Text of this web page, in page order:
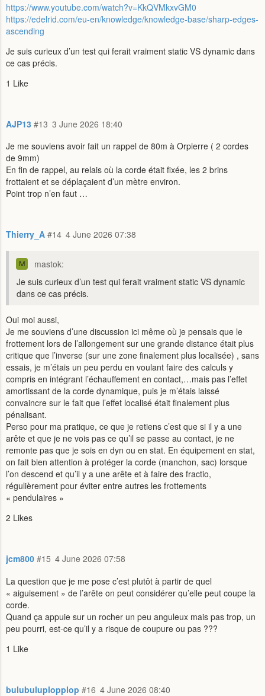
https://www.youtube.com/watch?v=KkQVMkxvGM0
https://edelrid.com/eu-en/knowledge/knowledge-base/sharp-edges-
ascending
Je suis curieux d’un test qui ferait vraiment static VS dynamic dans
ce cas précis.
1 Like
AJP13 3 June 2026 18:40
#13
Je me souviens avoir fait un rappel de 80m à Orpierre ( 2 cordes
de 9mm)
En fin de rappel, au relais où la corde était fixée, les 2 brins
frottaient et se déplaçaient d’un mètre environ.
Point trop n’en faut …
Thierry_A 4 June 2026 07:38
#14
mastok:
Je suis curieux d’un test qui ferait vraiment static VS dynamic
dans ce cas précis.
Oui moi aussi,
Je me souviens d’une discussion ici même où je pensais que le
frottement lors de l’allongement sur une grande distance était plus
critique que l’inverse (sur une zone finalement plus localisée) , sans
essais, je m’étais un peu perdu en voulant faire des calculs y
compris en intégrant l’échauffement en contact,…mais pas l’effet
amortissant de la corde dynamique, puis je m’étais laissé
convaincre sur le fait que l’effet localisé était finalement plus
pénalisant.
Perso pour ma pratique, ce que je retiens c’est que si il y a une
arête et que je ne vois pas ce qu’il se passe au contact, je ne
remonte pas que je sois en dyn ou en stat. En équipement en stat,
on fait bien attention à protéger la corde (manchon, sac) lorsque
l’on descend et qu’il y a une arête et à faire des fractio,
régulièrement pour éviter entre autres les frottements
« pendulaires »
2 Likes
jcm800 4 June 2026 07:58
#15
La question que je me pose c’est plutôt à partir de quel
« aiguisement » de l’arête on peut considérer qu’elle peut coupe la
corde.
Quand ça appuie sur un rocher un peu anguleux mais pas trop, un
peu pourri, est-ce qu’il y a risque de coupure ou pas ???
1 Like
bulubuluplopplop 4 June 2026 08:40
#16